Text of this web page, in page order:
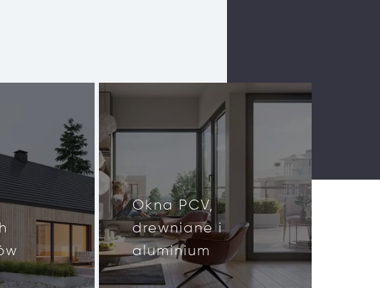
Okna PCV,
drewniane i
aluminium